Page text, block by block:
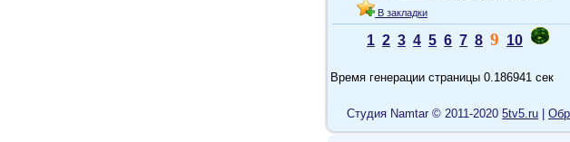
В закладки
1 2 3 4 5 6 7 8 9 10
Время генерации страницы 0.186941 сек
Cтудия Namtar © 2011-2020 5tv5.ru